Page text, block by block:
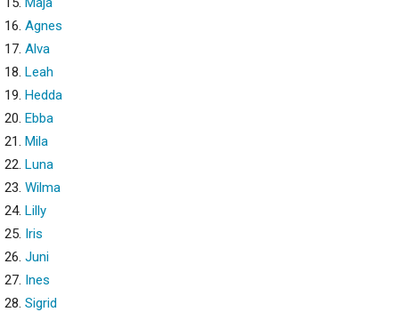
16. Agnes
17. Alva
18. Leah
19. Hedda
20. Ebba
21. Mila
22. Luna
23. Wilma
24. Lilly
25. Iris
26. Juni
27. Ines
28. Sigrid